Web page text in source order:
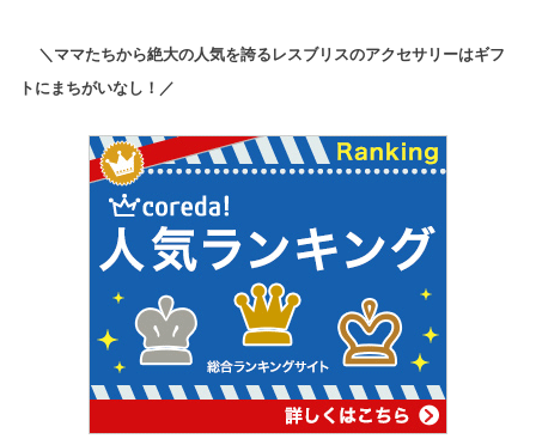
＼ママたちから絶大の人気を誇るレスブリスのアクセサリーはギフ
トにまちがいなし！／